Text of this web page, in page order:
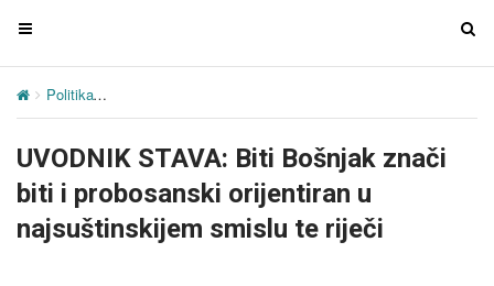
T
g
e
n
v
T
Politika
UVODNIK STAVA: Biti Bošnjak znači
biti i probosanski orijentiran u
najsuštinskijem smislu te riječi